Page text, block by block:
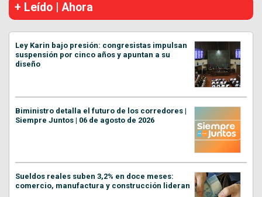
+ Leído | Ahora
Ley Karin bajo presión: congresistas impulsan
suspensión por cinco años y apuntan a su
diseño
Biministro detalla el futuro de los corredores |
Siempre Juntos | 06 de agosto de 2026
Sueldos reales suben 3,2% en doce meses:
comercio, manufactura y construcción lideran